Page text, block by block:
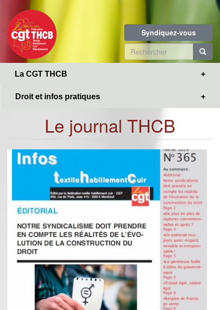
contenu
principal
Syndiquez-vous
Formulaire
de
La CGT THCB
Droit et infos pratiques
Le journal THCB